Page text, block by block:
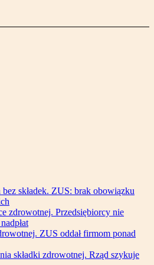
składek. ZUS: brak obowiązku
zdrowotnej. Przedsiębiorcy nie
ZUS oddał firmom ponad
składki zdrowotnej. Rząd szykuje